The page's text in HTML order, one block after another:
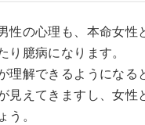
性の心理も、本命女性
り臆病になります。
理解できるようになる
見えてきますし、女性
。